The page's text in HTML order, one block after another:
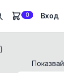
0 Вход
)
Показвай